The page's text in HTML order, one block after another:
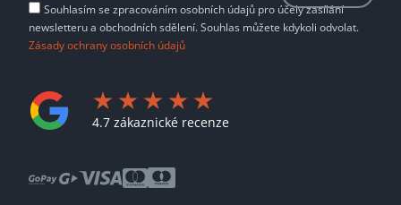
Souhlasím se zpracováním osobních údajů pro účely zasílání
newsletteru a obchodních sdělení. Souhlas můžete kdykoli odvolat.
Zásady ochrany osobních údajů
4.7 zákaznické recenze